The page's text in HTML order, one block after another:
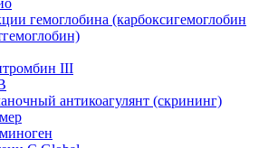
гемоглобина (карбоксигемоглобин
III
антикоагулянт (скрининг)